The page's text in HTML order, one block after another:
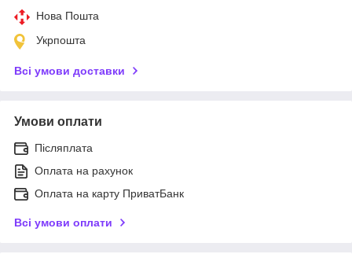
Нова Пошта
Укрпошта
Всі умови доставки
Умови оплати
Післяплата
Оплата на рахунок
Оплата на карту ПриватБанк
Всі умови оплати